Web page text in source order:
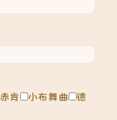
肯 小布舞曲
德